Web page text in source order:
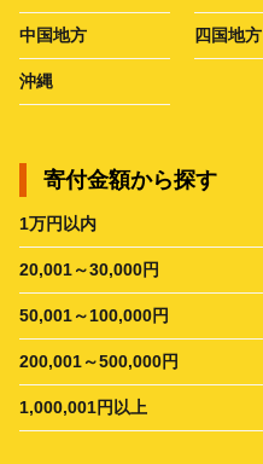
中国地方 四国地方
沖縄
寄付金額から探す
1万円以内
20,001～30,000円
50,001～100,000円
200,001～500,000円
1,000,001円以上